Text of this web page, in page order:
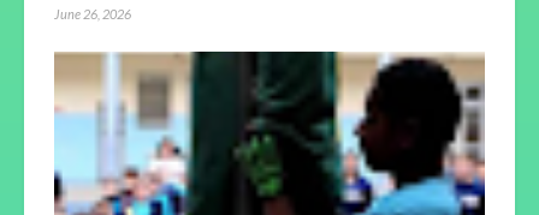
June 26, 2026